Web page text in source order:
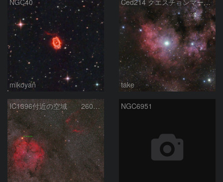
NGC40
mikoyan
Ced214 クエスチョンマーク星雲の“心臓部”
take
IC1396付近の空域 260720 NGC6951